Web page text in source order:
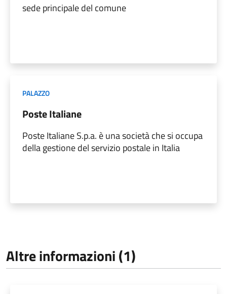
sede principale del comune
PALAZZO
Poste Italiane
Poste Italiane S.p.a. è una società che si occupa
della gestione del servizio postale in Italia
Altre informazioni (1)